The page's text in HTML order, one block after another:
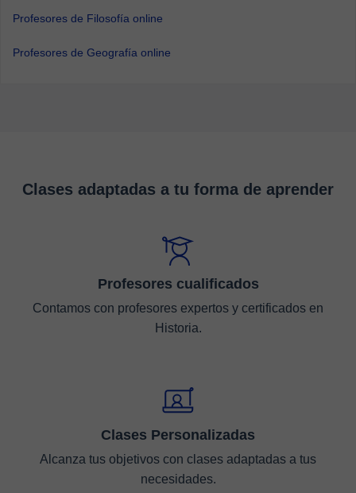
Profesores de Filosofía online
Profesores de Geografía online
Clases adaptadas a tu forma de aprender
Profesores cualificados
Contamos con profesores expertos y certificados en
Historia.
Clases Personalizadas
Alcanza tus objetivos con clases adaptadas a tus
necesidades.